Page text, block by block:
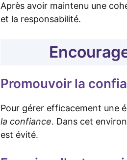
Après avoir maintenu une
et la responsabilité.
Promouvoir la
Pour gérer efficacement une
la confiance. Dans cet
est évité.